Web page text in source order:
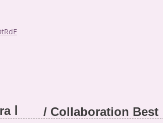
Ⅰ / Collaboration Best